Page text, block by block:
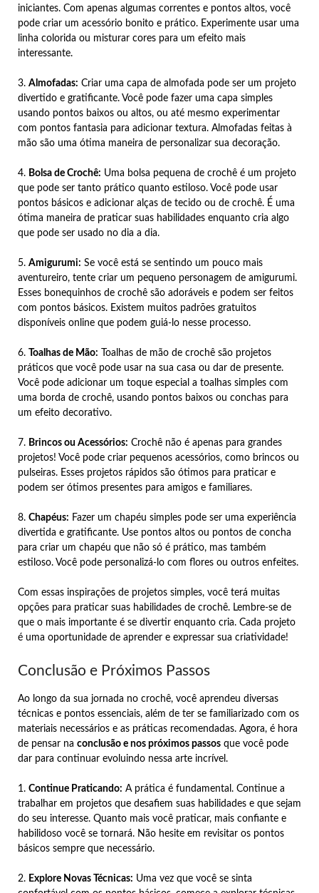
iniciantes. Com apenas algumas correntes e pontos altos, você
pode criar um acessório bonito e prático. Experimente usar uma
linha colorida ou misturar cores para um efeito mais
interessante.
3. Almofadas: Criar uma capa de almofada pode ser um projeto
divertido e gratificante. Você pode fazer uma capa simples
usando pontos baixos ou altos, ou até mesmo experimentar
com pontos fantasia para adicionar textura. Almofadas feitas à
mão são uma ótima maneira de personalizar sua decoração.
4. Bolsa de Crochê: Uma bolsa pequena de crochê é um projeto
que pode ser tanto prático quanto estiloso. Você pode usar
pontos básicos e adicionar alças de tecido ou de crochê. É uma
ótima maneira de praticar suas habilidades enquanto cria algo
que pode ser usado no dia a dia.
5. Amigurumi: Se você está se sentindo um pouco mais
aventureiro, tente criar um pequeno personagem de amigurumi.
Esses bonequinhos de crochê são adoráveis e podem ser feitos
com pontos básicos. Existem muitos padrões gratuitos
disponíveis online que podem guiá-lo nesse processo.
6. Toalhas de Mão: Toalhas de mão de crochê são projetos
práticos que você pode usar na sua casa ou dar de presente.
Você pode adicionar um toque especial a toalhas simples com
uma borda de crochê, usando pontos baixos ou conchas para
um efeito decorativo.
7. Brincos ou Acessórios: Crochê não é apenas para grandes
projetos! Você pode criar pequenos acessórios, como brincos ou
pulseiras. Esses projetos rápidos são ótimos para praticar e
podem ser ótimos presentes para amigos e familiares.
8. Chapéus: Fazer um chapéu simples pode ser uma experiência
divertida e gratificante. Use pontos altos ou pontos de concha
para criar um chapéu que não só é prático, mas também
estiloso. Você pode personalizá-lo com flores ou outros enfeites.
Com essas inspirações de projetos simples, você terá muitas
opções para praticar suas habilidades de crochê. Lembre-se de
que o mais importante é se divertir enquanto cria. Cada projeto
é uma oportunidade de aprender e expressar sua criatividade!
Conclusão e Próximos Passos
Ao longo da sua jornada no crochê, você aprendeu diversas
técnicas e pontos essenciais, além de ter se familiarizado com os
materiais necessários e as práticas recomendadas. Agora, é hora
de pensar na conclusão e nos próximos passos que você pode
dar para continuar evoluindo nessa arte incrível.
1. Continue Praticando: A prática é fundamental. Continue a
trabalhar em projetos que desafiem suas habilidades e que sejam
do seu interesse. Quanto mais você praticar, mais confiante e
habilidoso você se tornará. Não hesite em revisitar os pontos
básicos sempre que necessário.
2. Explore Novas Técnicas: Uma vez que você se sinta